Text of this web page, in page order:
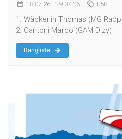
18.07.26 - 19.07.26 F5B
1. Wäckerlin Thomas (MG
2. Cantoni Marco (GAM Dizy)
Rangliste